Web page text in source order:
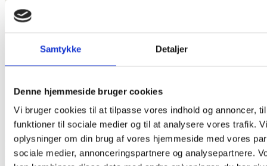
Samtykke Detaljer
Denne hjemmeside bruger cookies
Vi bruger cookies til at tilpasse vores indhold og annoncer,
funktioner til sociale medier og til at analysere vores trafik.
oplysninger om din brug af vores hjemmeside med vores
sociale medier, annonceringspartnere og analysepartnere.
Ornamental Mandala Geometrisk